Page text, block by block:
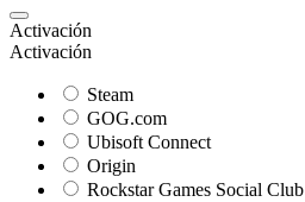
Activación
Activación
Steam
GOG.com
Ubisoft Connect
Origin
Rockstar Games Social Club